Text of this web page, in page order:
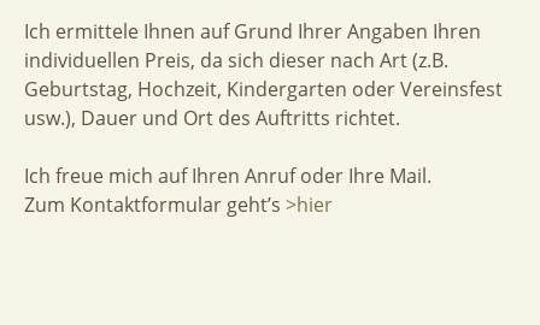
Ich ermittele Ihnen auf Grund Ihrer Angaben Ihren
individuellen Preis, da sich dieser nach Art (z.B.
Geburtstag, Hochzeit, Kindergarten oder Vereinsfest
usw.), Dauer und Ort des Auftritts richtet.
Ich freue mich auf Ihren Anruf oder Ihre Mail.
Zum Kontaktformular geht’s >hier